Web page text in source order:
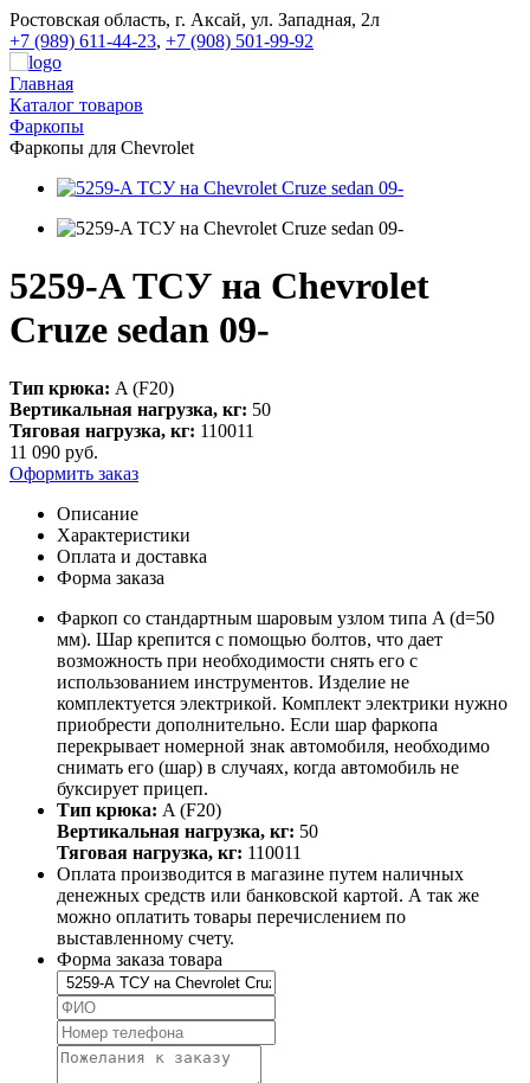
Ростовская область, г. Аксай, ул. Западная, 2л
+7 (989) 611-44-23, +7 (908) 501-99-92
Главная
Каталог товаров
Фаркопы
Фаркопы для Chevrolet
5259-A ТСУ на Chevrolet
Cruze sedan 09-
Тип крюка: A (F20)
Вертикальная нагрузка, кг: 50
Тяговая нагрузка, кг: 110011
11 090 руб.
Оформить заказ
Описание
Характеристики
Оплата и доставка
Форма заказа
Фаркоп со стандартным шаровым узлом типа A (d=50
мм). Шар крепится с помощью болтов, что дает
возможность при необходимости снять его с
использованием инструментов. Изделие не
комплектуется электрикой. Комплект электрики нужно
приобрести дополнительно. Если шар фаркопа
перекрывает номерной знак автомобиля, необходимо
снимать его (шар) в случаях, когда автомобиль не
буксирует прицеп.
Тип крюка: A (F20)
Вертикальная нагрузка, кг: 50
Тяговая нагрузка, кг: 110011
Оплата производится в магазине путем наличных
денежных средств или банковской картой. А так же
можно оплатить товары перечислением по
выставленному счету.
Форма заказа товара